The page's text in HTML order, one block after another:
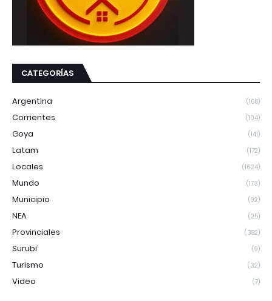
CATEGORÍAS
Argentina (168)
Corrientes (104)
Goya (141)
Latam (172)
Locales (1624)
Mundo (173)
Municipio (92)
NEA (25)
Provinciales (382)
Surubí (9)
Turismo (32)
Video (7)